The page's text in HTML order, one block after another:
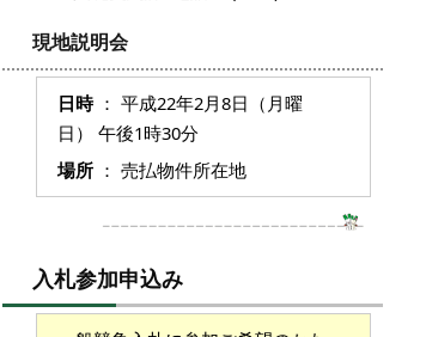
現地説明会
日時 ： 平成22年2月8日（月曜
日） 午後1時30分
場所 ： 売払物件所在地
入札参加申込み